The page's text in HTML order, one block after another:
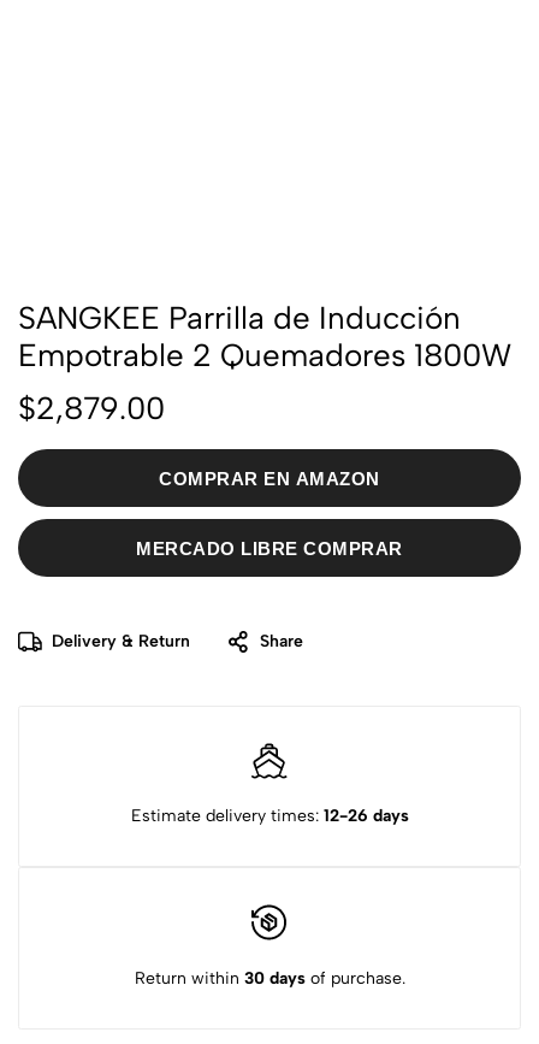
SANGKEE Parrilla de Inducción
Empotrable 2 Quemadores 1800W
$2,879.00
COMPRAR EN AMAZON
MERCADO LIBRE COMPRAR
Delivery & Return Share
Estimate delivery times: 12-26 days
Return within 30 daysof purchase.